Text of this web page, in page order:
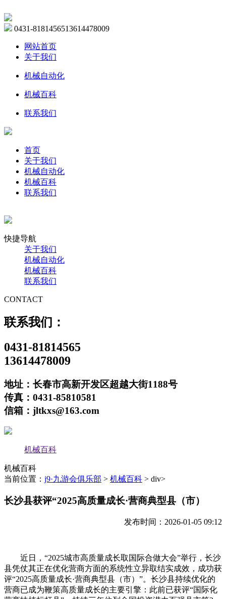
0431-8181456513614478009
网站首页
关于我们
机械自动化
机械百科
联系我们
首页
关于我们
机械自动化
机械百科
联系我们
快捷导航
关于我们
机械自动化
机械百科
联系我们
CONTACT
联系我们：
0431-81814565
13614478009
地址：长春市高新开发区超越大街1188号
传真：0431-85810581
信箱：jltkxs@163.com
机械百科
机械百科
当前位置： j9·九游会俱乐部 > 机械百科 > div>
长沙县获评“2025高质量成长·营商典型县（市）
发布时间：2026-01-05 09:12
近日，“2025城市高质量成长取国际合做大会”举行，长沙
县凭仗其正在优化营商方面的系统性立异取结实成效，成功获
评“2025高质量成长·营商典型县（市）”。长沙县持续优化的
营商已成为鞭策高质量成长的主要引擎：此前已获评“国际化